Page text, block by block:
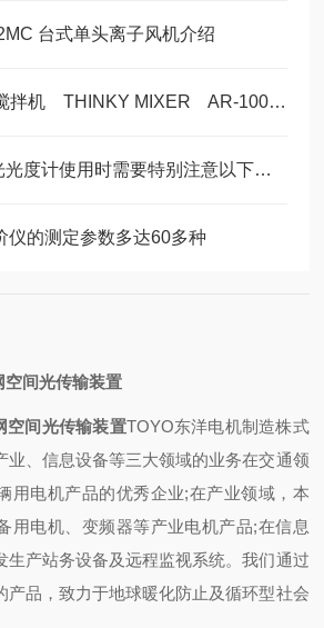
台式单头离子风机介绍
日新基 自转公转搅拌机 THINKY MIXER AR-100 美萨全系列代理 现货5台
HITACHI日立分光光度计使用时需要特别注意以下事项
仪的测定参数多达60多种
间光传输装置
空间光传输装置TOYO东洋电机制造株式
业、信息设备等三大领域的业务在交通领
用电机产品的优秀企业;在产业领域，本
用电机、变频器等产业电机产品;在信息
生产站务设备及远程监视系统。我们通过
产品，致力于地球暖化防止及循环型社会